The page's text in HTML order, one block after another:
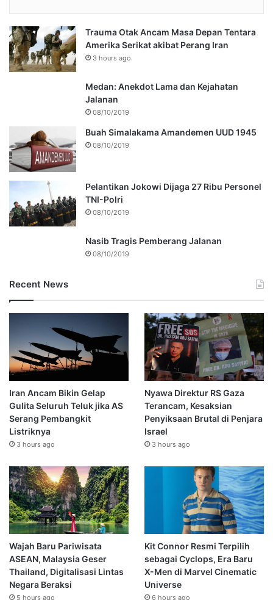
Trauma Otak Ancam Masa Depan Tentara
Amerika Serikat akibat Perang Iran
3 hours ago
Medan: Anekdot Lama dan Kejahatan
Jalanan
08/10/2019
Buah Simalakama Amandemen UUD 1945
08/10/2019
Pelantikan Jokowi Dijaga 27 Ribu Personel
TNI-Polri
08/10/2019
Nasib Tragis Pemberang Jalanan
08/10/2019
Recent News
Iran Ancam Bikin Gelap
Gulita Seluruh Teluk jika AS
Serang Pembangkit
Listriknya
3 hours ago
Nyawa Direktur RS Gaza
Terancam, Kesaksian
Penyiksaan Brutal di Penjara
Israel
3 hours ago
Wajah Baru Pariwisata
ASEAN, Malaysia Geser
Thailand, Digitalisasi Lintas
Negara Beraksi
5 hours ago
Kit Connor Resmi Terpilih
sebagai Cyclops, Era Baru
X-Men di Marvel Cinematic
Universe
6 hours ago